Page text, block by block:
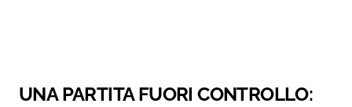
UNA PARTITA FUORI CONTROLLO: